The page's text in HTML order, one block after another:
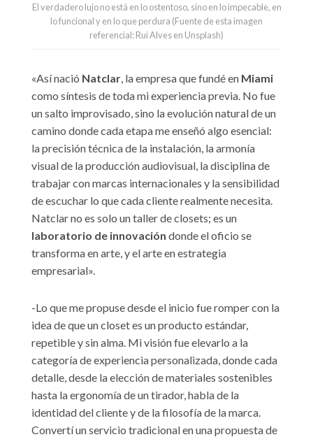
El verdadero lujo no está en lo ostentoso, sino en lo impecable, en
lo funcional y en lo que perdura (Fuente de esta imagen
referencial: Rui Alves en Unsplash)
«Así nació Natclar, la empresa que fundé en Miami
como síntesis de toda mi experiencia previa. No fue
un salto improvisado, sino la evolución natural de un
camino donde cada etapa me enseñó algo esencial:
la precisión técnica de la instalación, la armonía
visual de la producción audiovisual, la disciplina de
trabajar con marcas internacionales y la sensibilidad
de escuchar lo que cada cliente realmente necesita.
Natclar no es solo un taller de closets; es un
laboratorio de innovación donde el oficio se
transforma en arte, y el arte en estrategia
empresarial».
-Lo que me propuse desde el inicio fue romper con la
idea de que un closet es un producto estándar,
repetible y sin alma. Mi visión fue elevarlo a la
categoría de experiencia personalizada, donde cada
detalle, desde la elección de materiales sostenibles
hasta la ergonomía de un tirador, habla de la
identidad del cliente y de la filosofía de la marca.
Convertí un servicio tradicional en una propuesta de